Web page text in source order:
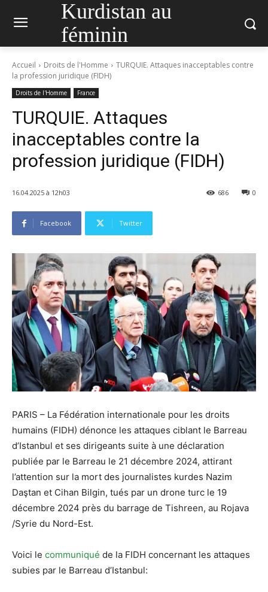
Kurdistan au
féminin
Accueil Droits de l'Homme
TURQUIE. Attaques inacceptables contre
la profession juridique (FIDH)
Droits de l'Homme France
TURQUIE. Attaques
inacceptables contre la
profession juridique (FIDH)
16.04.2025 à 12h03 0
686
Facebook Twitter
PARIS – La Fédération internationale pour les droits
humains (FIDH) dénonce les attaques ciblant le Barreau
d’Istanbul et ses dirigeants suite à une déclaration
publiée par le Barreau le 21 décembre 2024, attirant
l’attention sur la mort des journalistes kurdes Nazim
Daştan et Cihan Bilgin, tués par un drone turc le 19
décembre 2024 près du barrage de Tishreen, au Rojava
/Syrie du Nord-Est.
Voici le communiqué de la FIDH concernant les attaques
subies par le Barreau d’Istanbul: